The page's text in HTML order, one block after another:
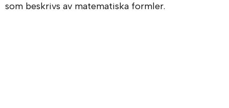
som beskrivs av matematiska formler.